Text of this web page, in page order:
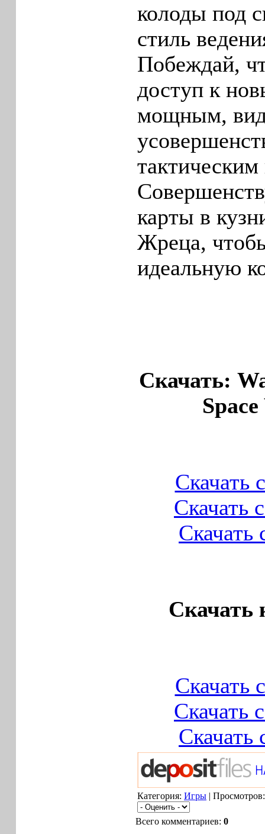
колоды под
стиль
Побеждай,
доступ к
мощным,
тактическим
карты в
Жреца,
идеальную
Скачать:
Скачать
Скачать
Скачать
Скачать
Скачать
Скачать
Скачать
Категория: Игры |
Всего комментариев: 0